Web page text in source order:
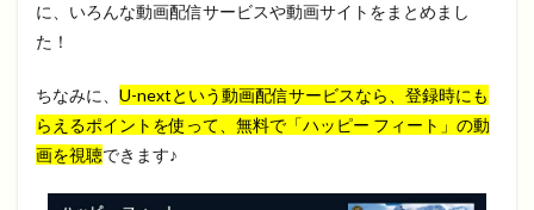
に、いろんな動画配信サービスや動画サイトをまとめまし
た！
ちなみに、 U-nextという動画配信サービスなら、登録時にも
らえるポイントを使って、無料で「ハッピー フィート」の動
画を視聴できます♪